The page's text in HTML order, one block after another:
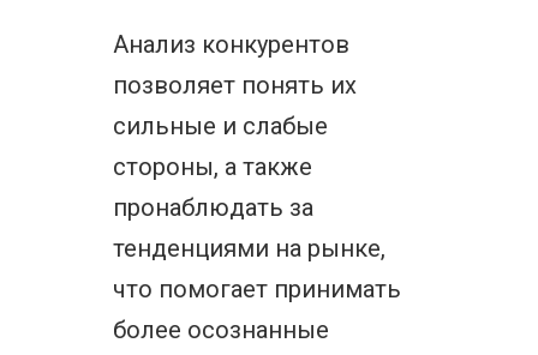
Анализ конкурентов
позволяет понять их
сильные и слабые
стороны, а также
пронаблюдать за
тенденциями на рынке,
что помогает принимать
более осознанные